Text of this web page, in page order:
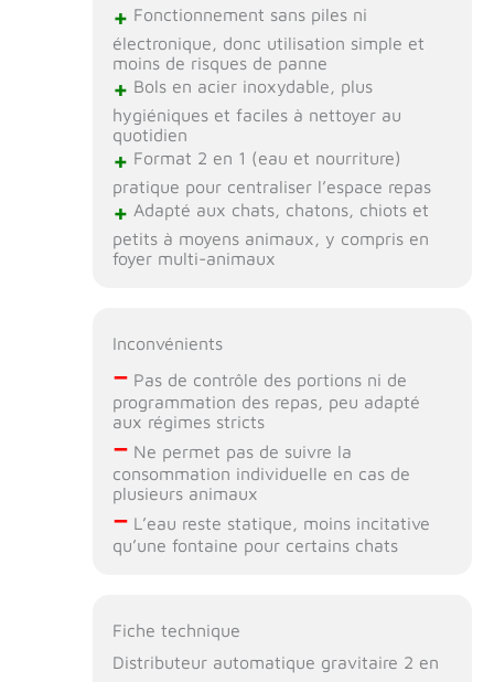
+ Fonctionnement sans piles ni
électronique, donc utilisation simple et
moins de risques de panne
+ Bols en acier inoxydable, plus
hygiéniques et faciles à nettoyer au
quotidien
+ Format 2 en 1 (eau et nourriture)
pratique pour centraliser l’espace repas
+ Adapté aux chats, chatons, chiots et
petits à moyens animaux, y compris en
foyer multi-animaux
Inconvénients
–Pas de contrôle des portions ni de
programmation des repas, peu adapté
aux régimes stricts
–Ne permet pas de suivre la
consommation individuelle en cas de
plusieurs animaux
–L’eau reste statique, moins incitative
qu’une fontaine pour certains chats
Fiche technique
Distributeur automatique gravitaire 2 en